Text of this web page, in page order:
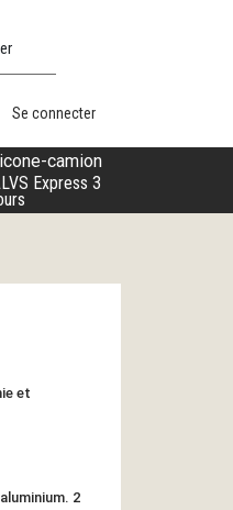
Se connecter
Express 3
et
2